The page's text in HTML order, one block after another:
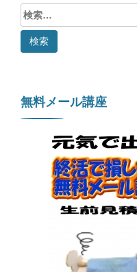
検
索:
無料メール講座